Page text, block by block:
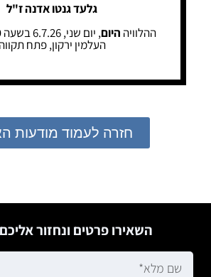
גלעד גנטו אדנה ז"ל
ההלוויה היום, יום שני, 6.7.26 בשעה
העלמין ירקון, פתח תקווה
חזרה לעמוד מודעות
השאירו פרטים ונחזור